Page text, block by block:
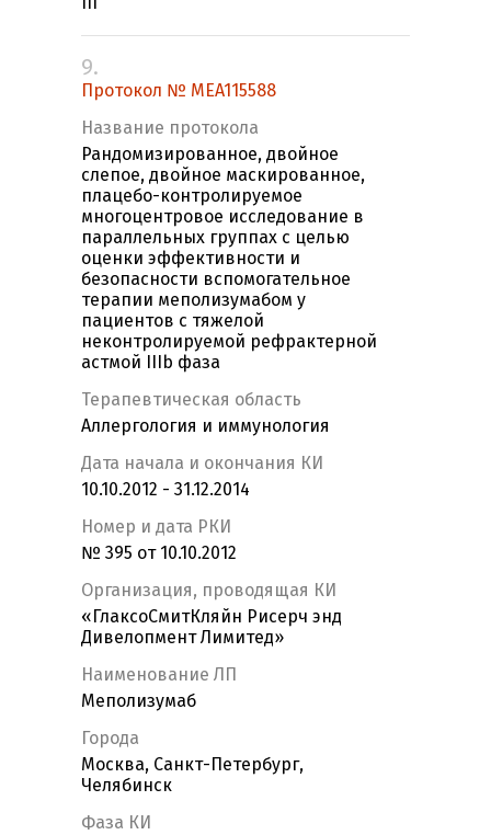
9.
Протокол № MEA115588
Название протокола
Рандомизированное, двойное
слепое, двойное маскированное,
плацебо-контролируемое
многоцентровое исследование в
параллельных группах с целью
оценки эффективности и
безопасности вспомогательное
терапии меполизумабом у
пациентов с тяжелой
неконтролируемой рефрактерной
астмой IIIb фаза
Терапевтическая область
Аллергология и иммунология
Дата начала и окончания КИ
10.10.2012 - 31.12.2014
Номер и дата РКИ
№ 395 от 10.10.2012
Организация, проводящая КИ
«ГлаксоСмитКляйн Рисерч энд
Дивелопмент Лимитед»
Наименование ЛП
Меполизумаб
Города
Москва, Санкт-Петербург,
Челябинск
Фаза КИ